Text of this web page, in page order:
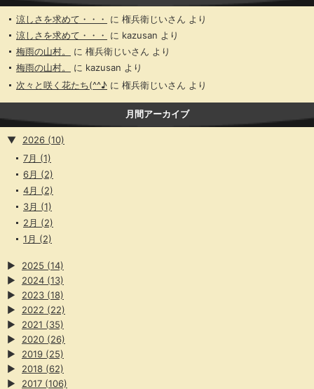
涼しさを求めて・・・ に 権兵衛じいさん より
涼しさを求めて・・・
に kazusan より
梅雨の山村。
に 権兵衛じいさん より
梅雨の山村。
に kazusan より
次々と咲く花たち(^^♪ に 権兵衛じいさん より
月間アーカイブ
▼ 2026 (10)
7月 (1)
6月 (2)
4月 (2)
3月 (1)
2月 (2)
1月 (2)
▶ 2025 (14)
▶
2024 (13)
▶
2023 (18)
▶
2022 (22)
▶
2021 (35)
▶
2020 (26)
▶
2019 (25)
▶
2018 (62)
▶
2017 (106)